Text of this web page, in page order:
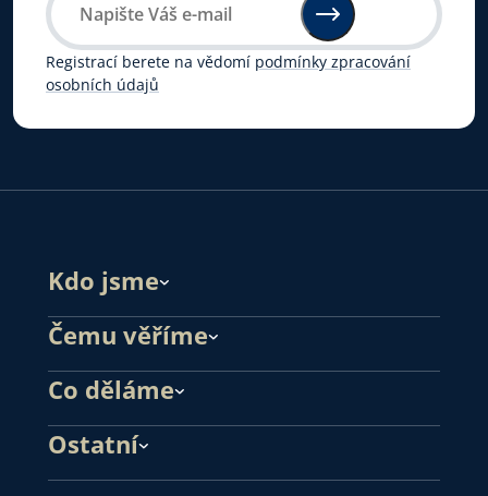
Registrací berete na vědomí podmínky zpracování
osobních údajů
Kdo jsme
Čemu věříme
Co děláme
Ostatní